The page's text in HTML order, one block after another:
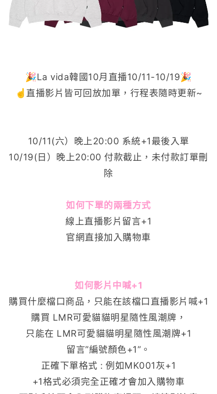
🎉La vida韓國10月直播10/11-10/19🎉
☝️直播影片皆可回放加單，行程表隨時更新~
10/11(六）晚上20:00 系統+1最後入單
10/19(日）晚上20:00 付款截止，未付款訂單刪
除
如何下單的兩種方式
線上直播影片留言+1
官網直接加入購物車
如何影片中喊+1
購買什麼檔口商品，只能在該檔口直播影片喊+1
購買 LMR可愛貓貓明星隨性風潮牌，
只能在 LMR可愛貓貓明星隨性風潮牌+1
留言”編號顏色+1”。
正確下單格式 : 例如MK001灰+1
+1格式必須完全正確才會加入購物車